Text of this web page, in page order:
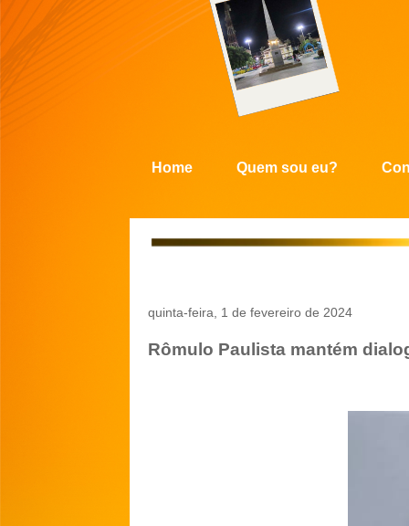
Home Quem sou eu?
quinta-feira, 1 de fevereiro de 2024
Rômulo Paulista mantém